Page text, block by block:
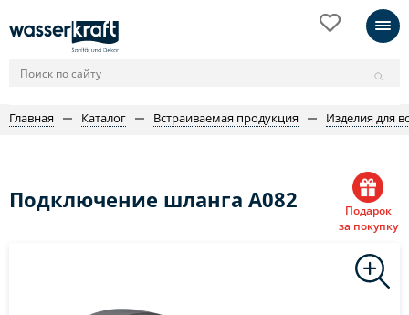
Главная Каталог Встраиваемая продукция Изделия для
Подключение шланга A082
Подарок
за покупку